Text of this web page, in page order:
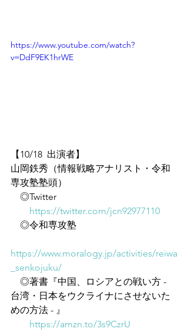
https://www.youtube.com/watch?
v=DdF9EK1hrWE
【10/18  出演者】
山岡鉄秀（情報戦略アナリスト・令和
専攻塾塾頭）
◎Twitter
https://twitter.com/jcn92977110
◎令和専攻塾
https://www.moralogy.jp/activities/reiwa
_senkojuku/
◎著書『中国、ロシアとの戦い方 -
台湾・日本をウクライナにさせないた
めの方法 - 』
https://amzn.to/3s9CzrU